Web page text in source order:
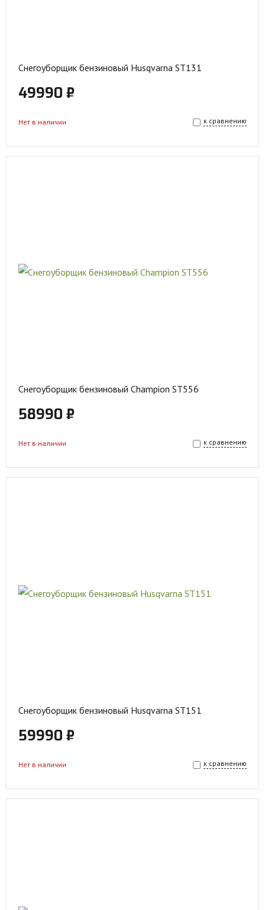
Снегоуборщик бензиновый Husqvarna ST131
49990 ₽
к сравнению
Нет в наличии
Снегоуборщик бензиновый Champion ST556
58990 ₽
к сравнению
Нет в наличии
Снегоуборщик бензиновый Husqvarna ST151
59990 ₽
к сравнению
Нет в наличии